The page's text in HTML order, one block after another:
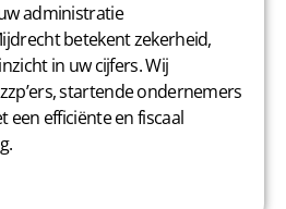
administratie
betekent zekerheid,
in uw cijfers. Wij
startende ondernemers
een efficiënte en fiscaal